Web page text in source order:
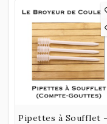
Pipettes à Soufflet -